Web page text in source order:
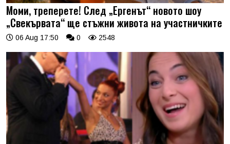
Моми, треперете! След „Ергенът“ новото шоу
„Свекървата“ ще стъжни живота на участничките
06 Aug 17:50 0 2548